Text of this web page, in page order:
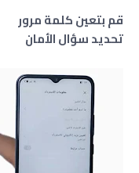
قم بتعين كلمة مرور
تحديد سؤال الأمان